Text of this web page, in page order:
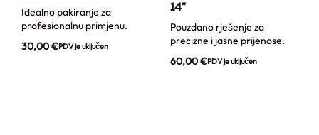
Idealno pakiranje za
profesionalnu primjenu.
30,00€PDV je uključen
14″
Pouzdano rješenje za
precizne i jasne prijenose.
60,00€PDV je uključen